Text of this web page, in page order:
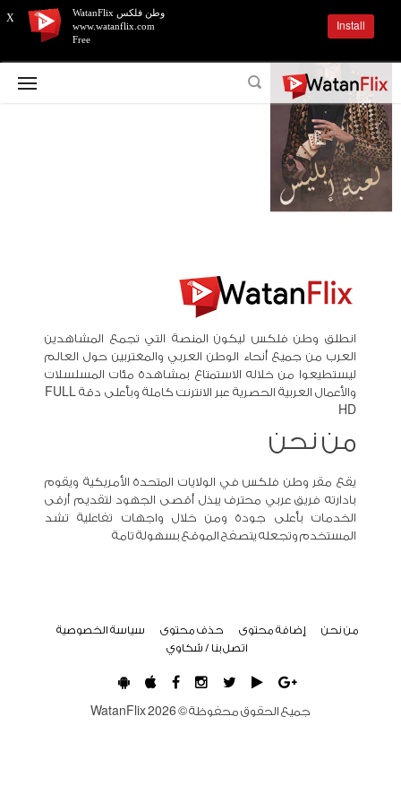
X
وطن فلكس WatanFlix
www.watanflix.com
Free
Install
انطلق وطن فلكس ليكون المنصة التي تجمع المشاهدين
العرب من جميع أنحاء الوطن العربي والمغتربين حول العالم
ليستطيعوا من خلاله الاستمتاع بمشاهدة مئات المسلسلات
والأعمال العربية الحصرية عبر الانترنت كاملة وبأعلى دقة FULL
HD
من نحن
يقع مقر وطن فلكس في الولايات المتحدة الأمريكية ويقوم
بادارته فريق عربي محترف يبذل أقصى الجهود لتقديم أرقى
الخدمات بأعلى جودة ومن خلال واجهات تفاعلية تشد
المستخدم وتجعله يتصفح الموقع بسهولة تامة
من نحن إضافة محتوى حذف محتوى
سياسة الخصوصية
اتصل بنا / شكاوي
جميع الحقوق محفوظة © WatanFlix2026